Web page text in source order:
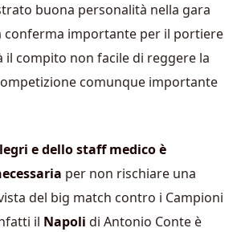
buona personalità nella gara
conferma importante per il portiere
il compito non facile di reggere la
comunque importante
e dello staff medico è
per non rischiare una
del big match contro i Campioni
il Napoli di Antonio Conte è